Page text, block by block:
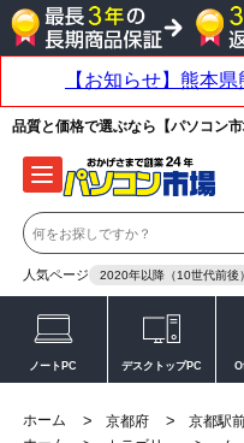
品質と価格で選ぶなら【パソコン
人気ページ 2020年以降（10世代前後）
ノートPC デスクトップPC
ホーム > 京都府 > 京都駅